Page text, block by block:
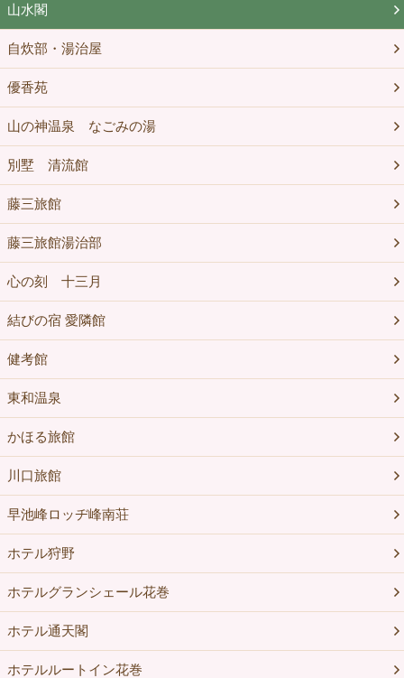
山水閣
自炊部・湯治屋
優香苑
山の神温泉 なごみの湯
別墅 清流館
藤三旅館
藤三旅館湯治部
心の刻 十三月
結びの宿 愛隣館
健考館
東和温泉
かほる旅館
川口旅館
早池峰ロッヂ峰南荘
ホテル狩野
ホテルグランシェール花巻
ホテル通天閣
ホテルルートイン花巻